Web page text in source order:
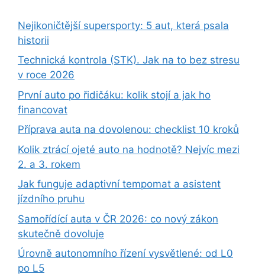
Nejikoničtější supersporty: 5 aut, která psala
historii
Technická kontrola (STK). Jak na to bez stresu
v roce 2026
První auto po řidičáku: kolik stojí a jak ho
financovat
Příprava auta na dovolenou: checklist 10 kroků
Kolik ztrácí ojeté auto na hodnotě? Nejvíc mezi
2. a 3. rokem
Jak funguje adaptivní tempomat a asistent
jízdního pruhu
Samořídící auta v ČR 2026: co nový zákon
skutečně dovoluje
Úrovně autonomního řízení vysvětlené: od L0
po L5